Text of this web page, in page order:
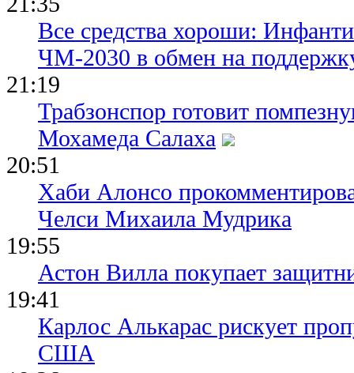
Все средства хороши:
ЧМ-2030 в обмен на
21:19
Трабзонспор готовит
Мохамеда Салаха
20:51
Хаби Алонсо
Челси Михаила Мудрика
19:55
Астон Вилла покупает
19:41
Карлос Алькарас рискует
США